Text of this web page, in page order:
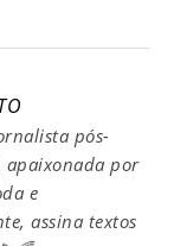
pós-
apaixonada por
e
assina textos